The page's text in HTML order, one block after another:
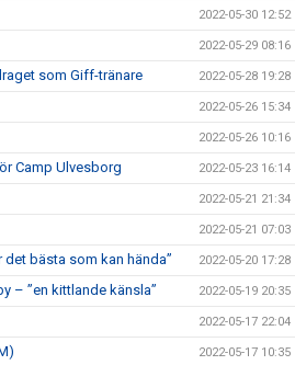
2022-05-30 12:52
2022-05-29 08:16
som Giff-tränare 2022-05-28 19:28
2022-05-26 15:34
2022-05-26 10:16
Camp Ulvesborg 2022-05-23 16:14
2022-05-21 21:34
2022-05-21 07:03
det bästa som kan hända” 2022-05-20 17:28
– ”en kittlande känsla” 2022-05-19 20:35
2022-05-17 22:04
2022-05-17 10:35